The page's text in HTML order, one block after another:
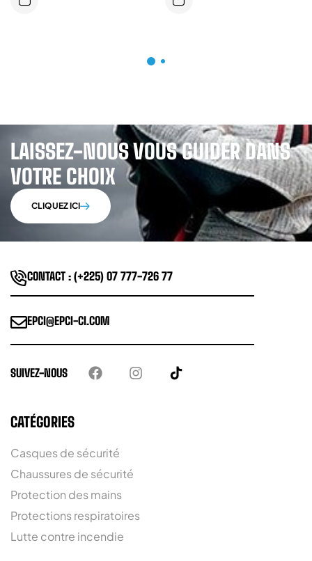
LAISSEZ-NOUS VOUS GUIDER DANS
VOTRE CHOIX
CLIQUEZ ICI
CONTACT : (+225) 07 777-726 77
EPCI@EPCI-CI.COM
SUIVEZ-NOUS
CATÉGORIES
Casques de sécurité
Chaussures de sécurité
Protection des mains
Protections respiratoires
Lutte contre incendie